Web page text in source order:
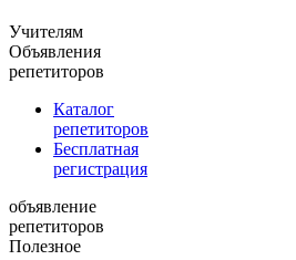
Учителям
Объявления
репетиторов
Каталог
репетиторов
Бесплатная
регистрация
объявление
репетиторов
Полезное